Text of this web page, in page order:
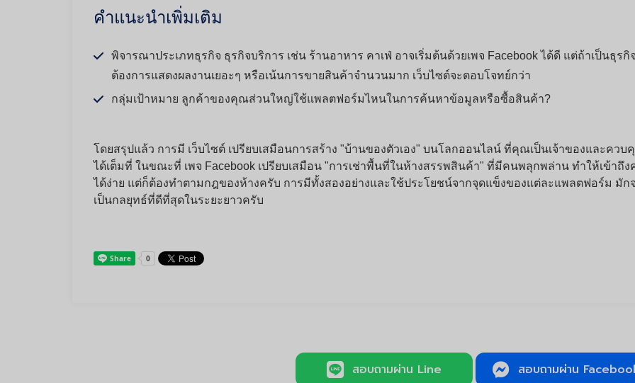
คำแนะนำเพิ่มเติม
พิจารณาประเภทธุรกิจ ธุรกิจบริการ เช่น ร้านอาหาร คาเฟ่ อาจเริ่มต้นด้วยเพจ Facebook ได้ดี แต่ถ้าเป็นธุรกิ
ต้องการแสดงผลงานเยอะๆ หรือเน้นการขายสินค้าจำนวนมาก เว็บไซต์จะตอบโจทย์กว่า
กลุ่มเป้าหมาย ลูกค้าของคุณส่วนใหญ่ใช้แพลตฟอร์มไหนในการค้นหาข้อมูลหรือซื้อสินค้า?
โดยสรุปแล้ว การมี เว็บไซต์ เปรียบเสมือนการสร้าง "บ้านของตัวเอง" บนโลกออนไลน์ ที่คุณเป็นเจ้าของและควบ
ได้เต็มที่ ในขณะที่ เพจ Facebook เปรียบเสมือน "การเช่าพื้นที่ในห้างสรรพสินค้า" ที่มีคนพลุกพล่าน ทำให้เข้าถึง
ได้ง่าย แต่ก็ต้องทำตามกฎของห้างครับ การมีทั้งสองอย่างและใช้ประโยชน์จากจุดแข็งของแต่ละแพลตฟอร์ม มัก
เป็นกลยุทธ์ที่ดีที่สุดในระยะยาวครับ
สอบถามผ่าน Line สอบถามผ่าน